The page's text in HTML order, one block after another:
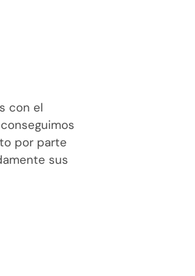
con el
por parte
sus